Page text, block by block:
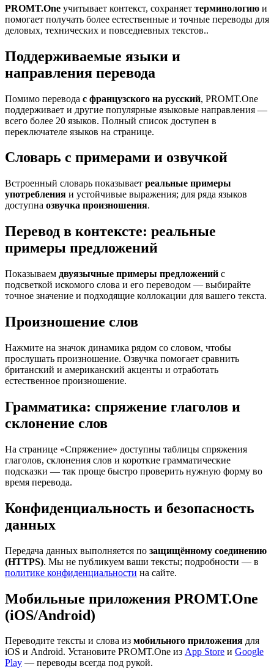
PROMT.One учитывает контекст, сохраняет терминологию и
помогает получать более естественные и точные переводы для
деловых, технических и повседневных текстов..
Поддерживаемые языки и
направления перевода
Помимо перевода с французского на русский, PROMT.One
поддерживает и другие популярные языковые направления —
всего более 20 языков. Полный список доступен в
переключателе языков на странице.
Словарь с примерами и озвучкой
Встроенный словарь показывает реальные примеры
употребления и устойчивые выражения; для ряда языков
доступна озвучка произношения.
Перевод в контексте: реальные
примеры предложений
Показываем двуязычные примеры предложений с
подсветкой искомого слова и его переводом — выбирайте
точное значение и подходящие коллокации для вашего текста.
Произношение слов
Нажмите на значок динамика рядом со словом, чтобы
прослушать произношение. Озвучка помогает сравнить
британский и американский акценты и отработать
естественное произношение.
Грамматика: спряжение глаголов и
склонение слов
На странице «Спряжение» доступны таблицы спряжения
глаголов, склонения слов и короткие грамматические
подсказки — так проще быстро проверить нужную форму во
время перевода.
Конфиденциальность и безопасность
данных
Передача данных выполняется по защищённому соединению
(HTTPS). Мы не публикуем ваши тексты; подробности — в
политике конфиденциальности на сайте.
Мобильные приложения PROMT.One
(iOS/Android)
Переводите тексты и слова из мобильного приложения для
iOS и Android. Установите PROMT.One из App Store и Google
Play — переводы всегда под рукой.